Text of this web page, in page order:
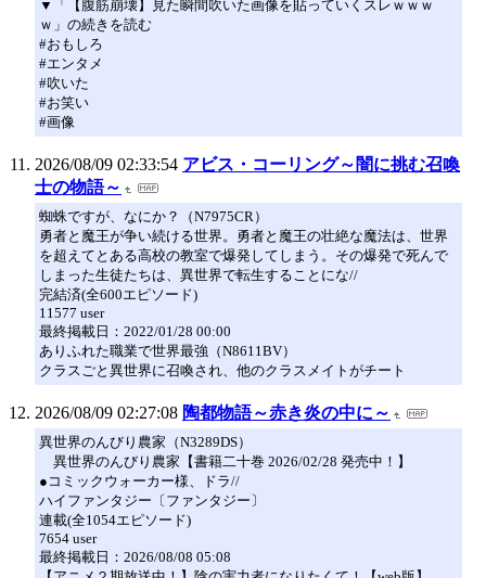
▼「【腹筋崩壊】見た瞬間吹いた画像を貼っていくスレｗｗｗ
ｗ」の続きを読む
#おもしろ
#エンタメ
#吹いた
#お笑い
#画像
2026/08/09 02:33:54 アビス・コーリング～闇に挑む召喚
士の物語～
蜘蛛ですが、なにか？（N7975CR）
勇者と魔王が争い続ける世界。勇者と魔王の壮絶な魔法は、世界
を超えてとある高校の教室で爆発してしまう。その爆発で死んで
しまった生徒たちは、異世界で転生することにな//
完結済(全600エピソード)
11577 user
最終掲載日：2022/01/28 00:00
ありふれた職業で世界最強（N8611BV）
クラスごと異世界に召喚され、他のクラスメイトがチート
2026/08/09 02:27:08 陶都物語～赤き炎の中に～
異世界のんびり農家（N3289DS）
異世界のんびり農家【書籍二十巻 2026/02/28 発売中！】
●コミックウォーカー様、ドラ//
ハイファンタジー〔ファンタジー〕
連載(全1054エピソード)
7654 user
最終掲載日：2026/08/08 05:08